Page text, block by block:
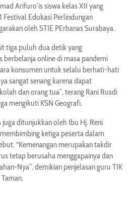
Arifuro’is siswa kelas XII yang
Festival Edukasi Perlindungan
oleh STIE PErbanas Surabaya.
tiga puluh dua detik yang
berbelanja online di masa pandemi
konsumen untuk selalu berhati-hati
sangat senang karena dapat
dan orang tua”, terang Rani Rusdi
mengikuti KSN Geografi.
juga ditunjukkan oleh Ibu Hj. Reni
ketiga peserta dalam
“Kemenangan merupakan takdir
tetap berusaha menggapainya dan
Nya”, demikian penjelasan guru TIK